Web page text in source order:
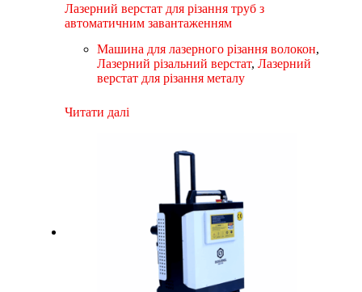
Лазерний верстат для різання труб з
автоматичним завантаженням
Машина для лазерного різання волокон,
Лазерний різальний верстат,Лазерний
верстат для різання металу
Читати далі